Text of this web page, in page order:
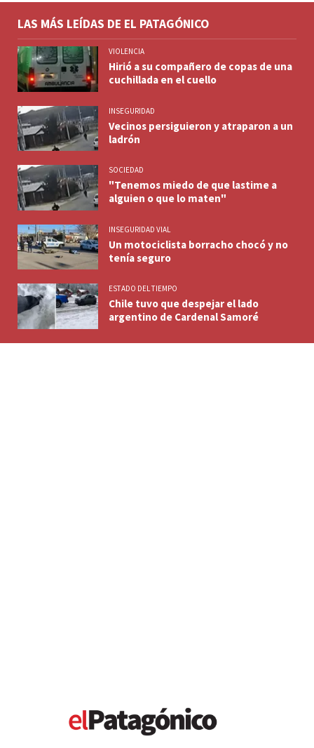
LAS MÁS LEÍDAS DE EL PATAGÓNICO
VIOLENCIA
Hirió a su compañero de copas de una
cuchillada en el cuello
INSEGURIDAD
Vecinos persiguieron y atraparon a un
ladrón
SOCIEDAD
"Tenemos miedo de que lastime a
alguien o que lo maten"
INSEGURIDAD VIAL
Un motociclista borracho chocó y no
tenía seguro
ESTADO DEL TIEMPO
Chile tuvo que despejar el lado
argentino de Cardenal Samoré